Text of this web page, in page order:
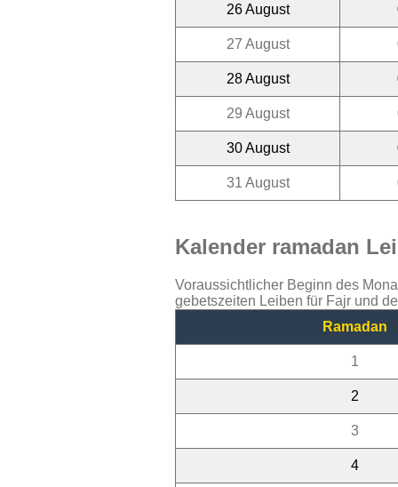
26 August
27 August
28 August
29 August
30 August
31 August
Kalender ramadan
Voraussichtlicher Beginn des
gebetszeiten Leiben für Fajr und
Ramadan
1
2
3
4